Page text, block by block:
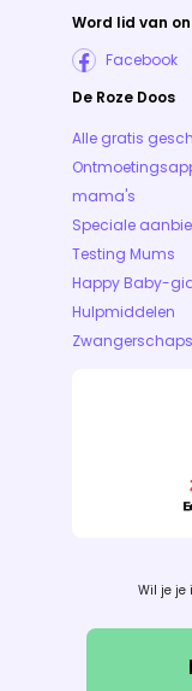
Word lid van
Facebook
De Roze Doos
Alle gratis
mama's
Speciale
Testing Mums
Happy Baby-
Hulpmiddelen
Wil je je